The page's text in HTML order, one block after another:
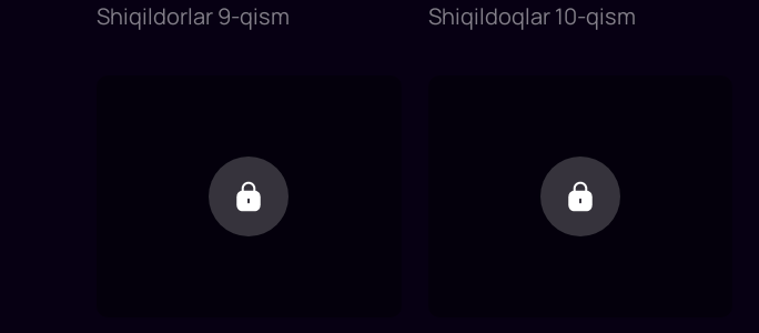
Shiqildorlar 9-qism Shiqildoqlar 10-qism